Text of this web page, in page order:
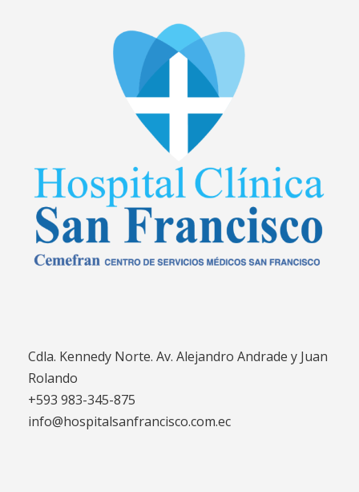
Cdla. Kennedy Norte. Av. Alejandro Andrade y Juan
Rolando
+593 983-345-875
info@hospitalsanfrancisco.com.ec